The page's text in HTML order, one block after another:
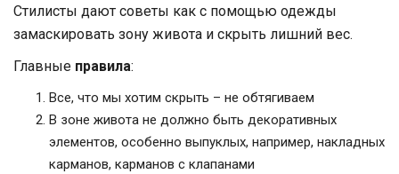
Стилисты дают советы как с помощью одежды
замаскировать зону живота и скрыть лишний вес.
Главные правила:
Все, что мы хотим скрыть – не обтягиваем
В зоне живота не должно быть декоративных
элементов, особенно выпуклых, например, накладных
карманов, карманов с клапанами